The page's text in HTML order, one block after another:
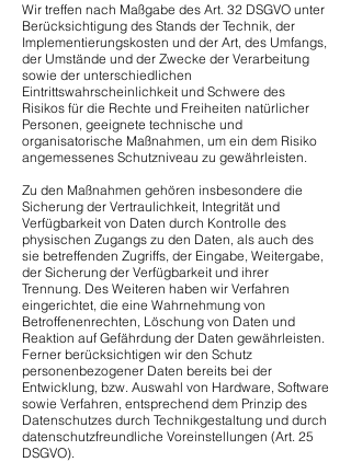
Wir treffen nach Maßgabe des Art. 32 DSGVO unter
Berücksichtigung des Stands der Technik, der
Implementierungskosten und der Art, des Umfangs,
der Umstände und der Zwecke der Verarbeitung
sowie der unterschiedlichen
Eintrittswahrscheinlichkeit und Schwere des
Risikos für die Rechte und Freiheiten natürlicher
Personen, geeignete technische und
organisatorische Maßnahmen, um ein dem Risiko
angemessenes Schutzniveau zu gewährleisten.
Zu den Maßnahmen gehören insbesondere die
Sicherung der Vertraulichkeit, Integrität und
Verfügbarkeit von Daten durch Kontrolle des
physischen Zugangs zu den Daten, als auch des
sie betreffenden Zugriffs, der Eingabe, Weitergabe,
der Sicherung der Verfügbarkeit und ihrer
Trennung. Des Weiteren haben wir Verfahren
eingerichtet, die eine Wahrnehmung von
Betroffenenrechten, Löschung von Daten und
Reaktion auf Gefährdung der Daten gewährleisten.
Ferner berücksichtigen wir den Schutz
personenbezogener Daten bereits bei der
Entwicklung, bzw. Auswahl von Hardware, Software
sowie Verfahren, entsprechend dem Prinzip des
Datenschutzes durch Technikgestaltung und durch
datenschutzfreundliche Voreinstellungen (Art. 25
DSGVO).